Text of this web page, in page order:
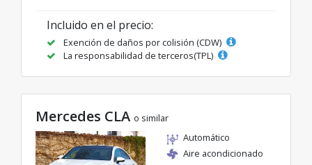
Incluido en el precio:
Exención de daños por colisión (CDW)
La responsabilidad de terceros(TPL)
Mercedes CLA o similar
Automático
Aire acondicionado